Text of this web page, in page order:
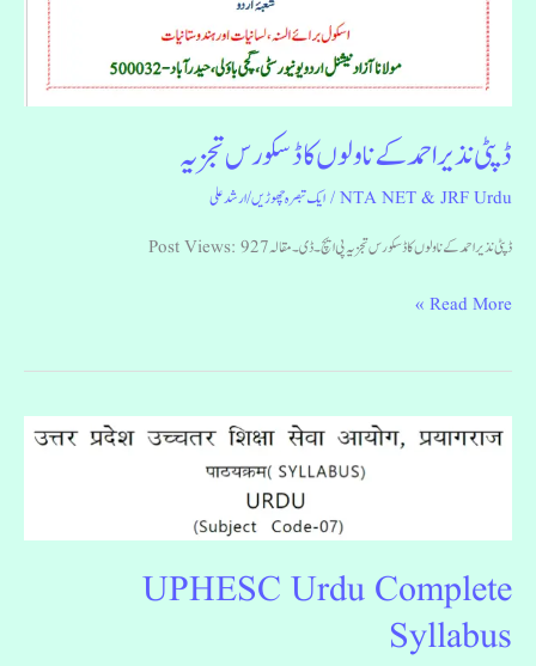
ڈپٹی نذیر احمد کے ناولوں کا ڈسکورس تجزیہ
NTA NET & JRF Urdu
/ایک تبصرہ چھوڑیں/ارشد علی
ڈپٹی نذیر احمد کے ناولوں کا ڈسکورس تجزیہ پی ایچ۔ ڈی۔ مقالہ Post Views: 927
Read More »
UPHESC Urdu Complete
Syllabus
UPHESC